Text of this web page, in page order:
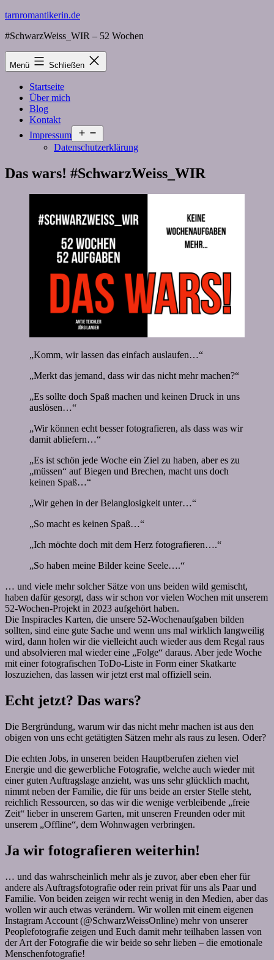
Zum
springen
tarnromantikerin.de
#SchwarzWeiss_WIR – 52 Wochen
Menü Schließen
Startseite
Über mich
Blog
Kontakt
Impressum
öffnen
Datenschutzerklärung
Das wars! #SchwarzWeiss_WIR
„Komm, wir lassen das einfach auslaufen…“
„Merkt das jemand, dass wir das nicht mehr machen?“
„Es sollte doch Spaß machen und keinen Druck in uns
auslösen…“
„Wir können echt besser fotografieren, als dass was wir
damit abliefern…“
„Es ist schön jede Woche ein Ziel zu haben, aber es zu
„müssen“ auf Biegen und Brechen, macht uns doch
keinen Spaß…“
„Wir gehen in der Belanglosigkeit unter…“
„So macht es keinen Spaß…“
„Ich möchte doch mit dem Herz fotografieren….“
„So haben meine Bilder keine Seele….“
… und viele mehr solcher Sätze von uns beiden wild gemischt,
haben dafür gesorgt, dass wir schon vor vielen Wochen mit unserem
52-Wochen-Projekt in 2023 aufgehört haben.
Die Inspiracles Karten, die unsere 52-Wochenaufgaben bilden
sollten, sind eine gute Sache und wenn uns mal wirklich langweilig
wird, dann holen wir die vielleicht auch wieder aus dem Regal raus
und absolvieren mal wieder eine „Folge“ daraus. Aber jede Woche
mit einer fotografischen ToDo-Liste in Form einer Skatkarte
loszuziehen, das lassen wir jetzt erst mal offiziell sein.
Echt jetzt? Das wars?
Die Bergründung, warum wir das nicht mehr machen ist aus den
obigen von uns echt getätigten Sätzen mehr als raus zu lesen. Oder?
Die echten Jobs, in unseren beiden Hauptberufen ziehen viel
Energie und die gewerbliche Fotografie, welche auch wieder mit
einer guten Auftragslage anzieht, was uns sehr glücklich macht,
nimmt neben der Familie, die für uns beide an erster Stelle steht,
reichlich Ressourcen, so das wir die wenige verbleibende „freie
Zeit“ lieber in unserem Garten, mit unseren Freunden oder mit
unserem „Offline“, dem Wohnwagen verbringen.
Ja wir fotografieren weiterhin!
… und das wahrscheinlich mehr als je zuvor, aber eben eher für
andere als Auftragsfotografie oder rein privat für uns als Paar und
Familie. Von beiden zeigen wir recht wenig in den Medien, aber das
wollen wir auch etwas verändern. Wir wollen mit einem eigenen
Instagram Account (@SchwarzWeissOnline) mehr von unserer
Peoplefotografie zeigen und Euch damit mehr teilhaben lassen von
der Art der Fotografie die wir beide so sehr lieben – die emotionale
Menschenfotografie!